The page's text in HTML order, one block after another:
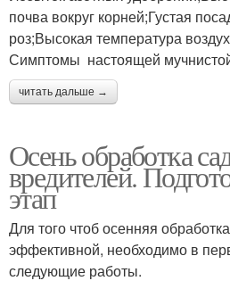
почва вокруг корней;Густая
роз;Высокая температура
Симптомы настоящей
читать дальше →
Осень обработка
вредителей.
этап
Для того чтоб осенняя
эффективной, необходимо в
следующие работы.